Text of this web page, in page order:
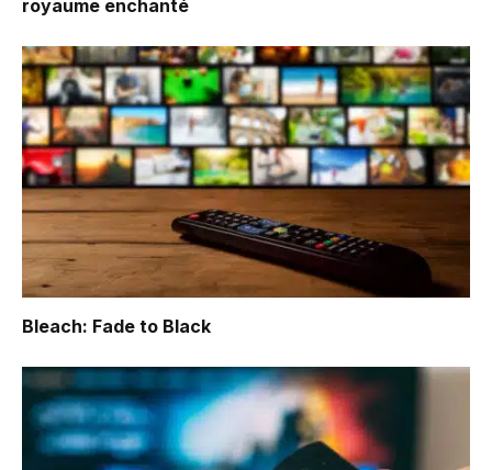
royaume enchanté
Bleach: Fade to Black